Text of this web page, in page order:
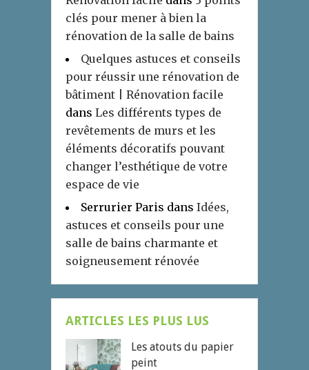
clés pour mener à bien la
rénovation de la salle de bains
Quelques astuces et conseils
pour réussir une rénovation de
bâtiment | Rénovation facile
dans Les différents types de
revêtements de murs et les
éléments décoratifs pouvant
changer l’esthétique de votre
espace de vie
Serrurier Paris dans Idées,
astuces et conseils pour une
salle de bains charmante et
soigneusement rénovée
ARTICLES LES PLUS LUS
Les atouts du papier
peint